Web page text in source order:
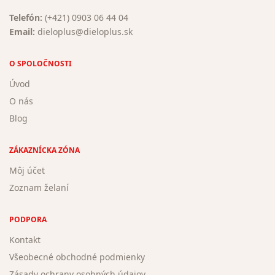
Telefón: (+421) 0903 06 44 04
Email: dieloplus@dieloplus.sk
O SPOLOČNOSTI
Úvod
O nás
Blog
ZÁKAZNÍCKA ZÓNA
Môj účet
Zoznam želaní
PODPORA
Kontakt
Všeobecné obchodné podmienky